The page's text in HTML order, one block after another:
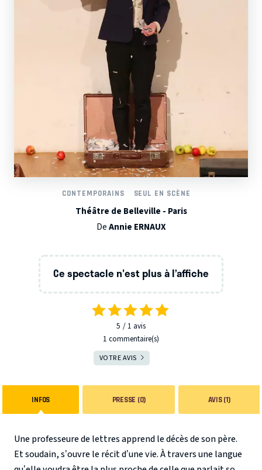
CONTEMPORAINS SEUL EN SCÈNE
Théâtre de Belleville - Paris
DeAnnie ERNAUX
Ce spectacle n'est plus à l’affiche
5 1 avis
1 commentaire(s)
VOTRE AVIS
INFOS PRESSE (0) AVIS (1)
Une professeure de lettres apprend le décès de son père.
Et soudain, s’ouvre le récit d’une vie. À travers une langue